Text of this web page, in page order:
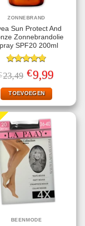
ZONNEBRAND
Sun Protect And
Zonnebrandolie
SPF20 200ml
Gewaardeerd
4.78uit 5
23,49 Oorspronkelijke
prijs
was:
€23,49.
€9,99Huidige
prijs
TOEVOEGEN
BEENMODE